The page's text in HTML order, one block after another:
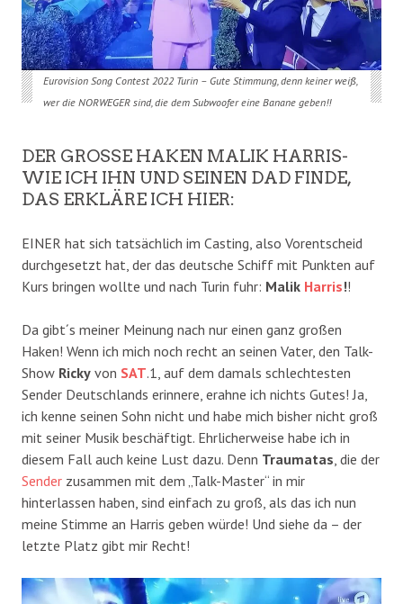
Eurovision Song Contest 2022 Turin – Gute Stimmung, denn keiner weiß,
wer die NORWEGER sind, die dem Subwoofer eine Banane geben!!
DER GROSSE HAKEN MALIK HARRIS- W
IE ICH IHN UND SEINEN DAD FINDE, D
AS ERKLÄRE ICH HIER:
EINER hat sich tatsächlich im Casting, also Vorentscheid
durchgesetzt hat, der das deutsche Schiff mit Punkten auf
Kurs bringen wollte und nach Turin fuhr: Malik Harris!!
Da gibt´s meiner Meinung nach nur einen ganz großen
Haken! Wenn ich mich noch recht an seinen Vater, den Talk-
Show Ricky von SAT.1, auf dem damals schlechtesten
Sender Deutschlands erinnere, erahne ich nichts Gutes! Ja,
ich kenne seinen Sohn nicht und habe mich bisher nicht groß
mit seiner Musik beschäftigt. Ehrlicherweise habe ich in
diesem Fall auch keine Lust dazu. Denn Traumatas , die der
Sender zusammen mit dem „Talk-Master“ in mir
hinterlassen haben, sind einfach zu groß, als das ich nun
meine Stimme an Harris geben würde! Und siehe da – der
letzte Platz gibt mir Recht!